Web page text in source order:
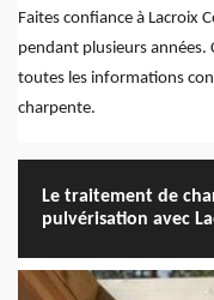
Faites confiance à Lacroix
pendant plusieurs
toutes les informations
charpente.
Le traitement de
pulvérisation avec